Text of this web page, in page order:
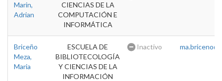
Marin,
Adrian
CIENCIAS DE LA
COMPUTACIÓN E
INFORMÁTICA
Briceño
Meza,
Maria
ESCUELA DE
BIBLIOTECOLOGÍA
Y CIENCIAS DE LA
INFORMACIÓN
Inactivo